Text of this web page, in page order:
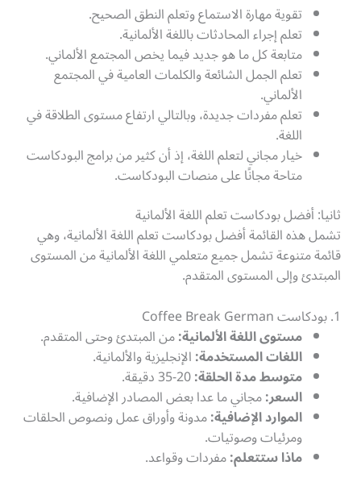
تقوية مهارة الاستماع وتعلم النطق الصحيح.
تعلم إجراء المحادثات باللغة الألمانية.
متابعة كل ما هو جديد فيما يخص المجتمع الألماني.
تعلم الجمل الشائعة والكلمات العامية في المجتمع
الألماني.
تعلم مفردات جديدة، وبالتالي ارتفاع مستوى الطلاقة في
اللغة.
خيار مجاني لتعلم اللغة، إذ أن كثير من برامج البودكاست
متاحة مجانًا على منصات البودكاست.
ثانيا: أفضل بودكاست تعلم اللغة الألمانية
تشمل هذه القائمة أفضل بودكاست تعلم اللغة الألمانية، وهي
قائمة متنوعة تشمل جميع متعلمي اللغة الألمانية من المستوى
المبتدئ وإلى المستوى المتقدم.
1. بودكاست Coffee Break German
مستوى اللغة الألمانية:من المبتدئ وحتى المتقدم.
اللغات المستخدمة:الإنجليزية والألمانية.
متوسط مدة الحلقة:
السعر:مجاني ما عدا بعض المصادر الإضافية.
الموارد الإضافية:مدونة وأوراق عمل ونصوص الحلقات
ومرئيات وصوتيات.
ماذا ستتعلم:مفردات وقواعد.